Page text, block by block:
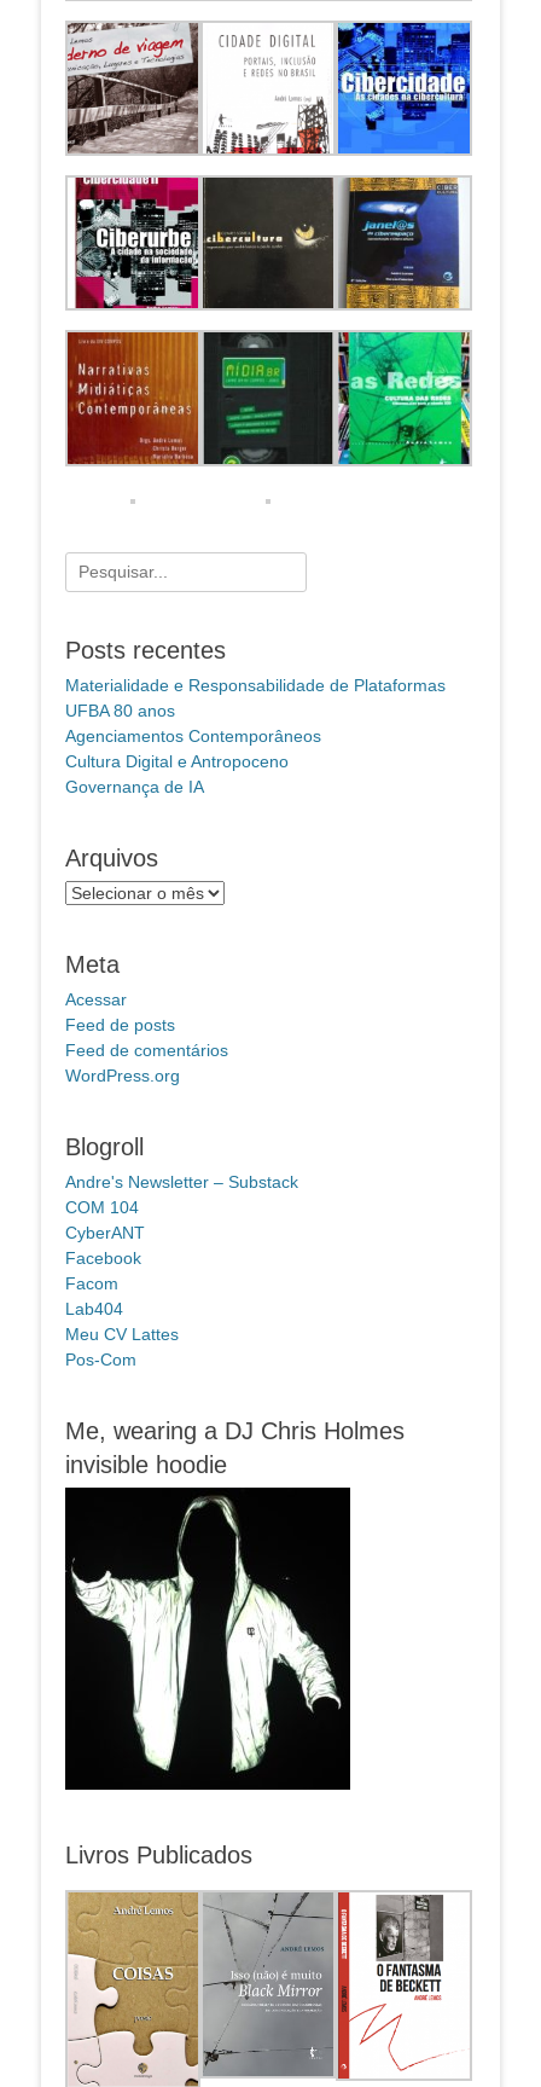
Pesquisar
por:
Posts recentes
Materialidade e Responsabilidade de Plataformas
UFBA 80 anos
Agenciamentos Contemporâneos
Cultura Digital e Antropoceno
Governança de IA
Arquivos
Arquivos
Meta
Acessar
Feed de posts
Feed de comentários
WordPress.org
Blogroll
Andre's Newsletter – Substack
COM 104
CyberANT
Facebook
Facom
Lab404
Meu CV Lattes
Pos-Com
Me, wearing a DJ Chris Holmes
invisible hoodie
Livros Publicados